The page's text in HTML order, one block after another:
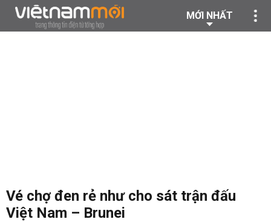
MỚI NHẤT
Vé chợ đen rẻ như cho sát trận đấu
Việt Nam – Brunei